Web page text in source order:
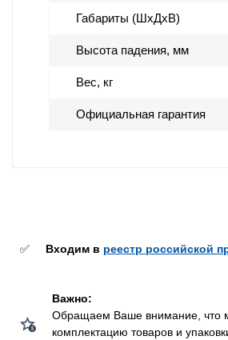
Габариты (ШхДхВ)
Высота падения, мм
Вес, кг
Официальная гарантия
✅ Входим в реестр российской
Важно:
Обращаем Ваше внимание, что
комплектацию товаров и